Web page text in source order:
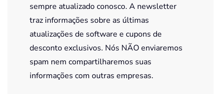
sempre atualizado conosco. A newsletter
traz informações sobre as últimas
atualizações de software e cupons de
desconto exclusivos. Nós NÃO enviaremos
spam nem compartilharemos suas
informações com outras empresas.